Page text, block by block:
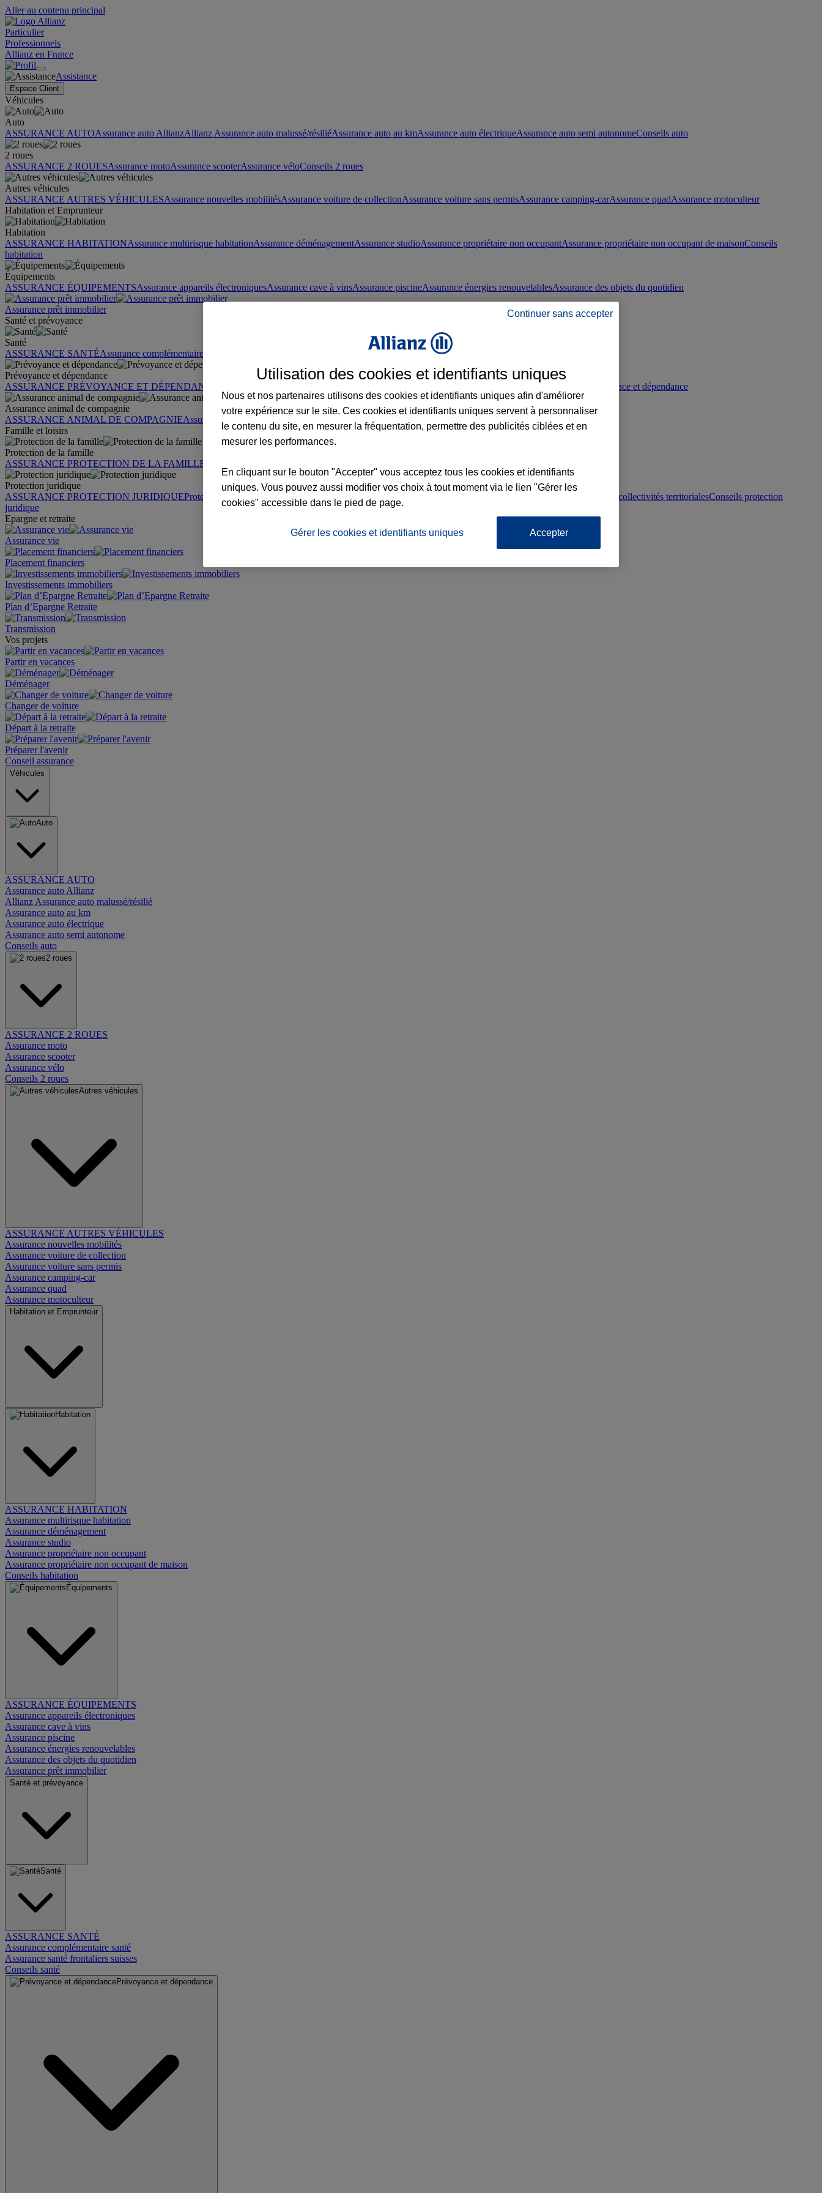
Aller au contenu principal
Particulier
Professionnels
Allianz en France
Assistance
Espace Client
Véhicules
Auto
ASSURANCE AUTOAssurance auto AllianzAllianz Assurance auto malussé/résiliéAssurance auto au kmAssurance auto électriqueAssurance auto semi autonomeConseils auto
2 roues
ASSURANCE 2 ROUESAssurance motoAssurance scooterAssurance véloConseils 2 roues
Autres véhicules
ASSURANCE AUTRES VÉHICULESAssurance nouvelles mobilitésAssurance voiture de collectionAssurance voiture sans permisAssurance camping-carAssurance quadAssurance motoculteur
Habitation et Emprunteur
Habitation
ASSURANCE HABITATIONAssurance multirisque habitationAssurance déménagementAssurance studioAssurance propriétaire non occupantAssurance propriétaire non occupant de maisonConseils
habitation
Équipements
ASSURANCE ÉQUIPEMENTSAssurance appareils électroniquesAssurance cave à vinsAssurance piscineAssurance énergies renouvelablesAssurance des objets du quotidien
Assurance prêt immobilier
Santé et prévoyance
Santé
ASSURANCE SANTÉAssurance complémentaire santé Conseils santé
Prévoyance et dépendance
ASSURANCE PRÉVOYANCE ET DÉPENDANCE
Conseils prévoyance et dépendance
Assurance animal de compagnie
ASSURANCE ANIMAL DE COMPAGNIEAssurance chien Assurance chat
Conseils animal de compagnie
Famille et loisirs
Protection de la famille
ASSURANCE PROTECTION DE LA FAMILLE
Protection juridique
ASSURANCE PROTECTION JURIDIQUEProtection juridique particuliers Protection juridique immobilière Protection juridique collectivités territorialesConseils protection
juridique
Epargne et retraite
Assurance vie
Placement financiers
Investissements immobiliers
Plan d’Epargne Retraite
Transmission
Vos projets
Partir en vacances
Déménager
Changer de voiture
Départ à la retraite
Préparer l'avenir
Conseil assurance
Véhicules
Auto
ASSURANCE AUTO
Assurance auto Allianz
Allianz Assurance auto malussé/résilié
Assurance auto au km
Assurance auto électrique
Assurance auto semi autonome
Conseils auto
2 roues
ASSURANCE 2 ROUES
Assurance moto
Assurance scooter
Assurance vélo
Conseils 2 roues
Autres véhicules
ASSURANCE AUTRES VÉHICULES
Assurance nouvelles mobilités
Assurance voiture de collection
Assurance voiture sans permis
Assurance camping-car
Assurance quad
Assurance motoculteur
Habitation et Emprunteur
Habitation
ASSURANCE HABITATION
Assurance multirisque habitation
Assurance déménagement
Assurance studio
Assurance propriétaire non occupant
Assurance propriétaire non occupant de maison
Conseils habitation
Équipements
ASSURANCE ÉQUIPEMENTS
Assurance appareils électroniques
Assurance cave à vins
Assurance piscine
Assurance énergies renouvelables
Assurance des objets du quotidien
Assurance prêt immobilier
Santé et prévoyance
Santé
ASSURANCE SANTÉ
Assurance complémentaire santé
Assurance santé frontaliers suisses
Conseils santé
Prévoyance et dépendance
Continuer sans accepter
Utilisation des cookies et identifiants uniques
Nous et nos partenaires utilisons des cookies et identifiants uniques afin d'améliorer
votre expérience sur le site. Ces cookies et identifiants uniques servent à personnaliser
le contenu du site, en mesurer la fréquentation, permettre des publicités ciblées et en
mesurer les performances.
En cliquant sur le bouton "Accepter" vous acceptez tous les cookies et identifiants
uniques. Vous pouvez aussi modifier vos choix à tout moment via le lien "Gérer les
cookies" accessible dans le pied de page.
Gérer les cookies et identifiants uniques Accepter